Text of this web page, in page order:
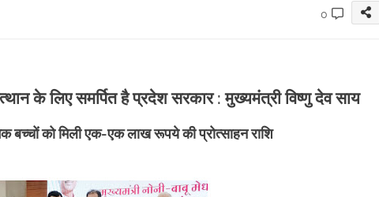
0
के लिए समर्पित है प्रदेश सरकार : मुख्यमंत्री विष्णु देव साय
बच्चों को मिली एक-एक लाख रूपये की प्रोत्साहन राशि